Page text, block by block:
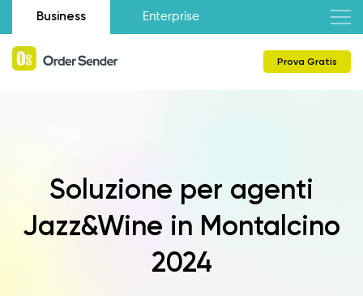
Business Enterprise
Prova Gratis
Soluzione per agenti
Jazz&Wine in Montalcino
2024